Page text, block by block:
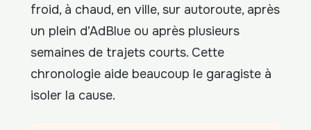
froid, à chaud, en ville, sur autoroute, après
un plein d’AdBlue ou après plusieurs
semaines de trajets courts. Cette
chronologie aide beaucoup le garagiste à
isoler la cause.